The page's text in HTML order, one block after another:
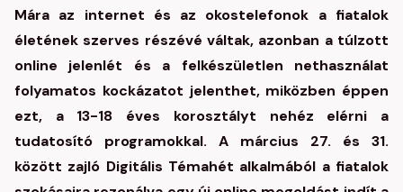
Mára az internet és az okostelefonok a fiatalok
életének szerves részévé váltak, azonban a túlzott
online jelenlét és a felkészületlen nethasználat
folyamatos kockázatot jelenthet, miközben éppen
ezt, a 13-18 éves korosztályt nehéz elérni a
tudatosító programokkal. A március 27. és 31.
között zajló Digitális Témahét alkalmából a fiatalok